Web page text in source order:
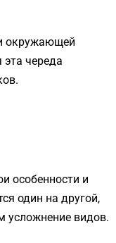
окружающей
эта череда
особенности и
один на другой,
усложнение видов.